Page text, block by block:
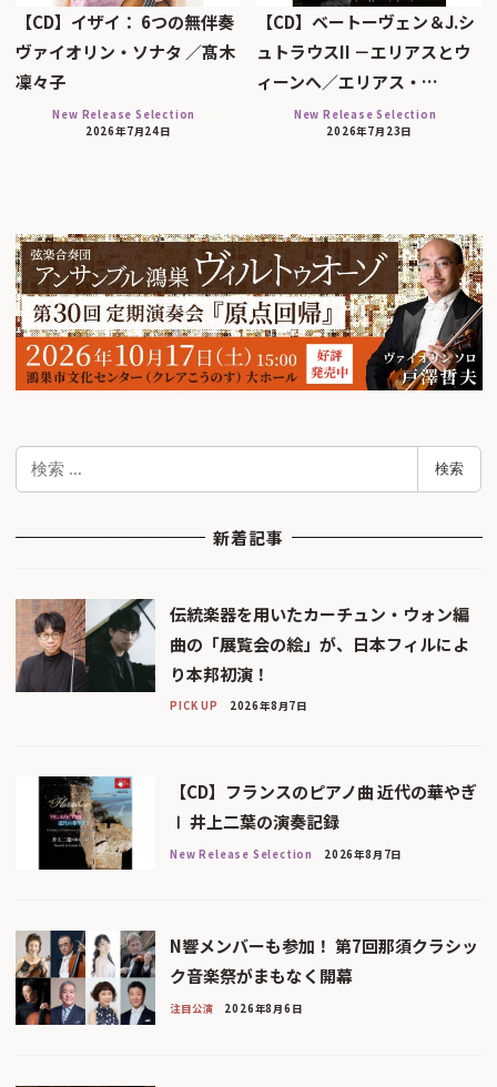
【CD】イザイ： 6つの無伴奏
ヴァイオリン・ソナタ ／髙木
凜々子
New Release Selection
2026年7月24日
【CD】ベートーヴェン＆J.シ
ュトラウスII －エリアスとウ
ィーンへ／エリアス・…
New Release Selection
2026年7月23日
検
検索
新着記事
伝統楽器を用いたカーチュン・ウォン編
曲の「展覧会の絵」が、日本フィルによ
り本邦初演！
PICK UP 2026年8月7日
【CD】フランスのピアノ曲 近代の華やぎ
Ⅰ 井上二葉の演奏記録
New Release Selection 2026年8月7日
N響メンバーも参加！ 第7回那須クラシッ
ク音楽祭がまもなく開幕
注目公演 2026年8月6日